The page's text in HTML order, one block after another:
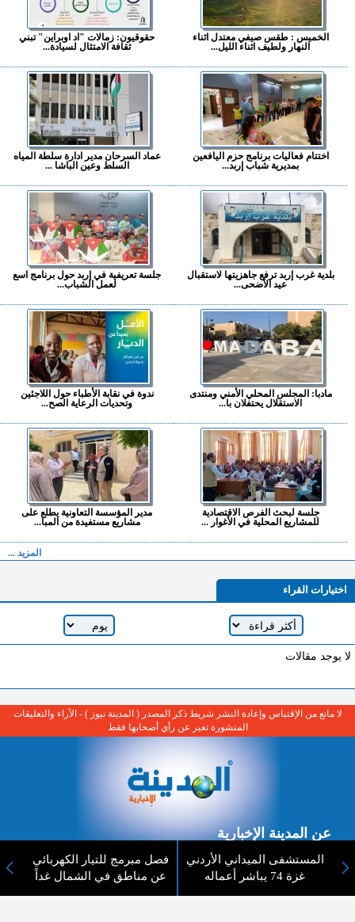
الخميس : طقس صيفي معتدل اثناء
النهار ولطيف اثناء الليل...
حقوقيون: زمالات "اد اوبراين" تبني
ثقافة الامتثال لسيادة...
اختتام فعاليات برنامج حزم اليافعين
بمديرية شباب إربد...
عماد السرحان مدير ادارة سلطة المياه
السلط وعين الباشا ...
بلدية غرب إربد ترفع جاهزيتها لاستقبال
عيد الأضحى...
جلسة تعريفية في إربد حول برنامج اسع
لعمل الشباب...
مادبا: المجلس المحلي الأمني ومنتدى
الاستقلال يحتفلان با...
ندوة في نقابة الأطباء حول اللاجئين
وتحديات الرعاية الصح...
جلسة لبحث الفرص الاقتصادية
للمشاريع المحلية في الأغوار ...
مدير المؤسسة التعاونية يطلع على
مشاريع مستفيدة من المبا...
المزيد ...
اختيارات القراء
لا يوجد مقالات
المستشفى الميداني الأردني
غزة 74 يباشر أعماله
فصل مبرمج للتيار الكهربائي
عن مناطق في الشمال غداً
لا مانع من الإقتباس وإعادة النشر شريط ذكر المصدر ( المدينة نيوز ) - الآراء والتعليقات
المنشورة تعبر عن رأي أصحابها فقط
عن المدينة الإخبارية
المدينة الإخبارية صحيفة الكترونية شاملة تابعة لشركة قنوات البث
الاردنية تنقل الاخبار المحلية الأردنية وأخبار فلسطين وأبرز الأخبار